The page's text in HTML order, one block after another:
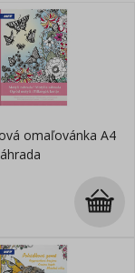
omaľovánka A4